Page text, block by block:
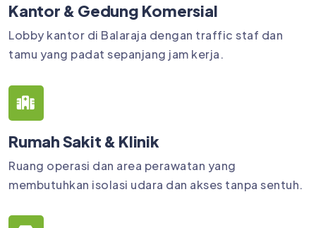
Kantor & Gedung Komersial
Lobby kantor di Balaraja dengan traffic staf dan
tamu yang padat sepanjang jam kerja.
Rumah Sakit & Klinik
Ruang operasi dan area perawatan yang
membutuhkan isolasi udara dan akses tanpa sentuh.